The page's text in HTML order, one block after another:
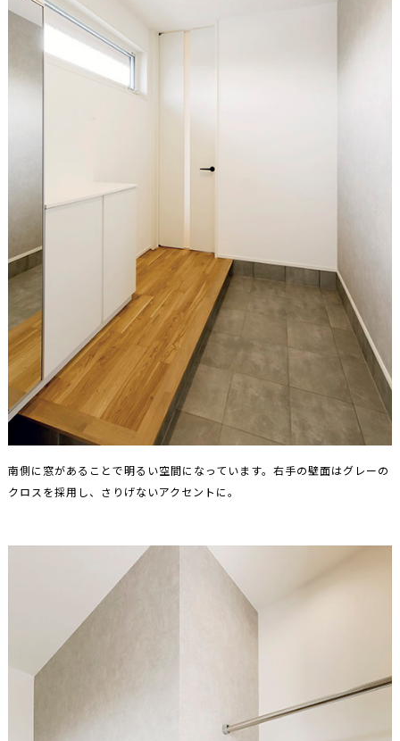
南側に窓があることで明るい空間になっています。右手の壁面はグレーの
クロスを採用し、さりげないアクセントに。